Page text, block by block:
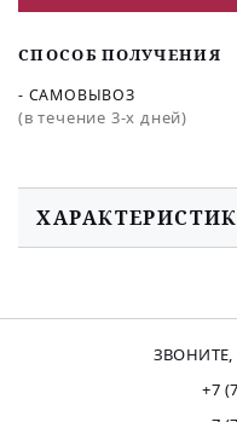
СПОСОБ ПОЛУЧЕНИЯ
- САМОВЫВОЗ
(в течение 3-х дней)
+7